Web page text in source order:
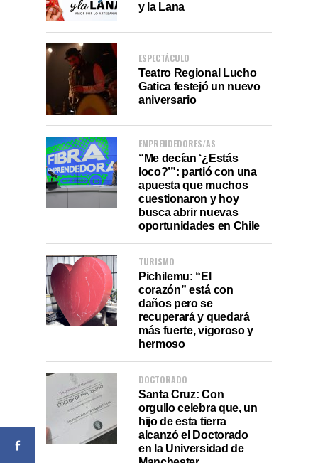
y la Lana
ESPECTÁCULO
Teatro Regional Lucho
Gatica festejó un nuevo
aniversario
EMPRENDEDORES/AS
“Me decían ‘¿Estás
loco?’”: partió con una
apuesta que muchos
cuestionaron y hoy
busca abrir nuevas
oportunidades en Chile
TURISMO
Pichilemu: “El
corazón” está con
daños pero se
recuperará y quedará
más fuerte, vigoroso y
hermoso
DOCTORADO
Santa Cruz: Con
orgullo celebra que, un
hijo de esta tierra
alcanzó el Doctorado
en la Universidad de